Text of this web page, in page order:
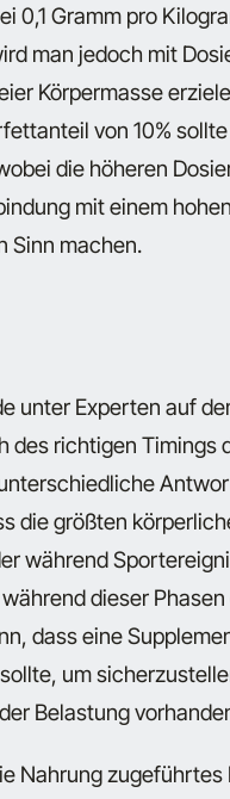
0,1 Gramm pro
man jedoch mit
Körpermasse
von 10%
die höheren
mit einem
Sinn machen.
unter Experten auf
des richtigen Timings
die größten
während
dieser
dass eine
um
Belastung
Nahrung zugeführtes